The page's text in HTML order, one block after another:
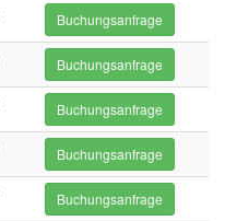
Buchungsanfrage
Buchungsanfrage
Buchungsanfrage
Buchungsanfrage
Buchungsanfrage